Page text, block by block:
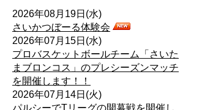
2026年08月19日(水)
さいかつぼーる体験会
2026年07月15日(水)
プロバスケットボールチーム「さいた
まブロンコス」のプレシーズンマッチ
を開催します！！
2026年07月14日(火)
パルシーでTリーグの開幕戦を開催し